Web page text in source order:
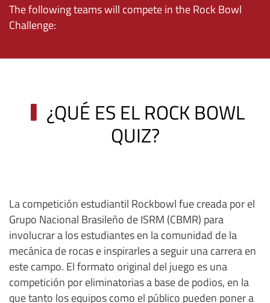
The following teams will compete in the Rock Bowl
Challenge:
¿QUÉ ES EL ROCK BOWL
QUIZ?
La competición estudiantil Rockbowl fue creada por el
Grupo Nacional Brasileño de ISRM (CBMR) para
involucrar a los estudiantes en la comunidad de la
mecánica de rocas e inspirarles a seguir una carrera en
este campo. El formato original del juego es una
competición por eliminatorias a base de podios, en la
que tanto los equipos como el público pueden poner a